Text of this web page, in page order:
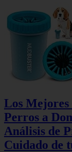
Los Mejores
Perros a
Análisis de
Cuidado de